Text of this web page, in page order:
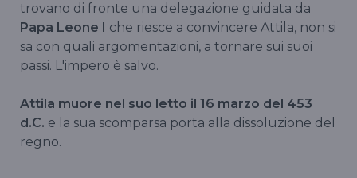
trovano di fronte una delegazione guidata da
Papa Leone I
che riesce a convincere Attila, non si
sa con quali argomentazioni, a tornare sui suoi
passi. L'impero è salvo.
Attila muore nel suo letto il 16 marzo del 453
d.C. e la sua scomparsa porta alla dissoluzione del
regno.